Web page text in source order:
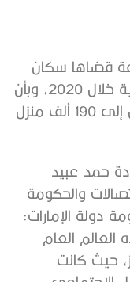
320 مليون ساعة قضاها سكان
الإمارات على تطبيقات الهواتف الذكية خلال 2020، وبأن
عدد المنازل الذكية في الدولة وصل إلى 190 ألف منزل
حمد عبيد
والحكومة
دولة الإمارات:
العام
حيث كانت